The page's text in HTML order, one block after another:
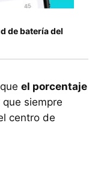
de batería del
el porcentaje
que siempre
centro de